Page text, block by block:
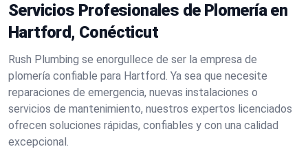
Servicios Profesionales de Plomería en
Hartford, Conécticut
Rush Plumbing se enorgullece de ser la empresa de
plomería confiable para Hartford. Ya sea que necesite
reparaciones de emergencia, nuevas instalaciones o
servicios de mantenimiento, nuestros expertos licenciados
ofrecen soluciones rápidas, confiables y con una calidad
excepcional.